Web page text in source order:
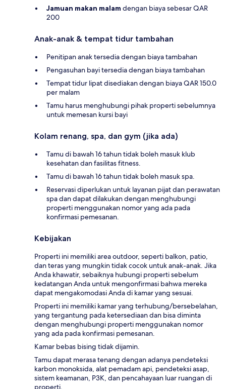
Jamuan makan malam dengan biaya sebesar QAR
200
Anak-anak & tempat tidur tambahan
Penitipan anak tersedia dengan biaya tambahan
Pengasuhan bayi tersedia dengan biaya tambahan
Tempat tidur lipat disediakan dengan biaya QAR 150.0
per malam
Tamu harus menghubungi pihak properti sebelumnya
untuk memesan kursi bayi
Kolam renang, spa, dan gym (jika ada)
Tamu di bawah 16 tahun tidak boleh masuk klub
kesehatan dan fasilitas fitness.
Tamu di bawah 16 tahun tidak boleh masuk spa.
Reservasi diperlukan untuk layanan pijat dan perawatan
spa dan dapat dilakukan dengan menghubungi
properti menggunakan nomor yang ada pada
konfirmasi pemesanan.
Kebijakan
Properti ini memiliki area outdoor, seperti balkon, patio,
dan teras yang mungkin tidak cocok untuk anak-anak. Jika
Anda khawatir, sebaiknya hubungi properti sebelum
kedatangan Anda untuk mengonfirmasi bahwa mereka
dapat mengakomodasi Anda di kamar yang sesuai.
Properti ini memiliki kamar yang terhubung/bersebelahan,
yang tergantung pada ketersediaan dan bisa diminta
dengan menghubungi properti menggunakan nomor
yang ada pada konfirmasi pemesanan.
Kamar bebas bising tidak dijamin.
Tamu dapat merasa tenang dengan adanya pendeteksi
karbon monoksida, alat pemadam api, pendeteksi asap,
sistem keamanan, P3K, dan pencahayaan luar ruangan di
properti.